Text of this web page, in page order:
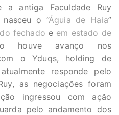
antiga Faculdade Ruy
o “Águia de Haia”
fechado e em estado de
houve avanço nos
o Yduqs, holding de
responde pelo
as negociações foram
ingressou com ação
pelo andamento dos